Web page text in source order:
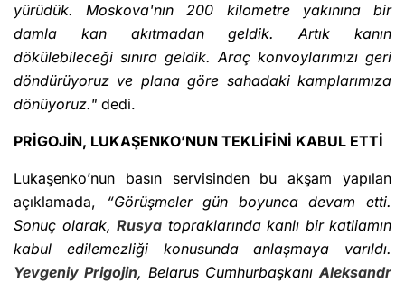
yürüdük. Moskova'nın 200 kilometre yakınına bir
damla kan akıtmadan geldik. Artık kanın
dökülebileceği sınıra geldik. Araç konvoylarımızı geri
döndürüyoruz ve plana göre sahadaki kamplarımıza
dönüyoruz." dedi.
PRİGOJİN, LUKAŞENKO’NUN TEKLİFİNİ KABUL ETTİ
Lukaşenko’nun basın servisinden bu akşam yapılan
açıklamada, “Görüşmeler gün boyunca devam etti.
Sonuç olarak, Rusya topraklarında kanlı bir katliamın
kabul edilemezliği konusunda anlaşmaya varıldı.
Yevgeniy Prigojin, Belarus CumhurbaşkanıAleksandr